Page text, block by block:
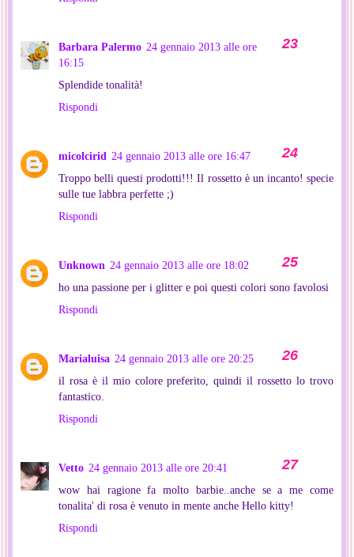
Barbara Palermo 24 gennaio 2013 alle ore
16:15
Splendide tonalità!
Rispondi
micolcirid 24 gennaio 2013 alle ore 16:47
Troppo belli questi prodotti!!! Il rossetto è un incanto! specie
sulle tue labbra perfette ;)
Rispondi
Unknown 24 gennaio 2013 alle ore 18:02
ho una passione per i glitter e poi questi colori sono favolosi
Rispondi
Marialuisa 24 gennaio 2013 alle ore 20:25
il rosa è il mio colore preferito, quindi il rossetto lo trovo
fantastico.
Rispondi
Vetto 24 gennaio 2013 alle ore 20:41
wow hai ragione fa molto barbie..anche se a me come
tonalita' di rosa è venuto in mente anche Hello kitty!
Rispondi